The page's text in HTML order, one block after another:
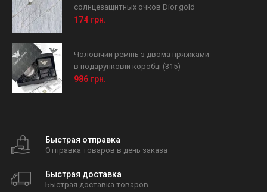
солнцезащитных очков Dior gold
174 грн.
Чоловічий ремінь з двома пряжками
в подарунковій коробці (315)
986 грн.
Быстрая отправка
Отправка товаров в день заказа
Быстрая доставка
Быстрая доставка товаров